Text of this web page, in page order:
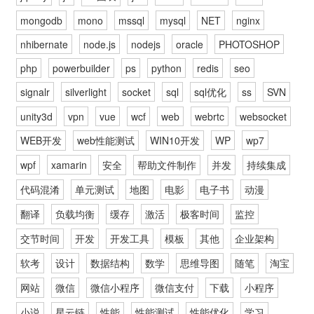
mongodb
mono mssql mysql NET
nginx
nhibernate
node.js nodejs oracle
PHOTOSHOP
php
powerbuilder ps python redis
seo
signalr
silverlight socket sql sql优化 ss
SVN
unity3d
vpn vue wcf web webrtc
websocket
WEB开发
web性能测试 WIN10开发 WP
wp7
wpf
xamarin 安全 帮助文件制作 并发
持续集成
代码混淆
单元测试 地图 电影 电子书
动漫
翻译
负载均衡 缓存 激活 极客时间
监控
交节时间
开发 开发工具 模板 其他
企业架构
软考
设计 数据结构 数学 思维导图 随笔
淘宝
网站
微信 微信小程序 微信支付 下载
小程序